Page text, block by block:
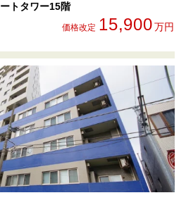
トタワー15階
価格改定 15,900万円